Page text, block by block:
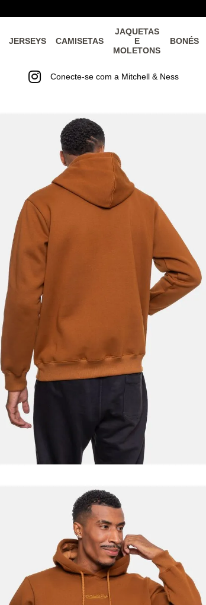
JERSEYS CAMISETAS
JAQUETAS
E
MOLETONS
BONÉS
Conecte-se com a Mitchell & Ness